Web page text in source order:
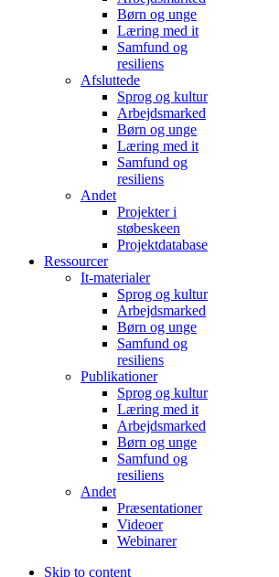
Børn og unge
Læring med it
Samfund og
resiliens
Afsluttede
Sprog og kultur
Arbejdsmarked
Børn og unge
Læring med it
Samfund og
resiliens
Andet
Projekter i
støbeskeen
Projektdatabase
Ressourcer
It-materialer
Sprog og kultur
Arbejdsmarked
Børn og unge
Samfund og
resiliens
Publikationer
Sprog og kultur
Læring med it
Arbejdsmarked
Børn og unge
Samfund og
resiliens
Andet
Præsentationer
Videoer
Webinarer
Skip to content